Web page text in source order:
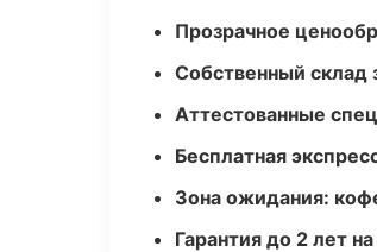
Прозрачное
Собственный склад
Аттестованные
Бесплатная
Зона ожидания:
Гарантия до 2 лет